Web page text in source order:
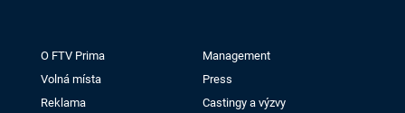
O FTV Prima
Management
Volná místa
Press
Reklama
Castingy a výzvy